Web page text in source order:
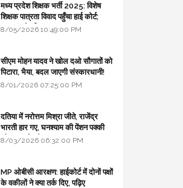
मध्य प्रदेश शिक्षक भर्ती 2025: विशेष
शिक्षक पात्रता विवाद पहुँचा हाई कोर्ट;
सरकार से माँगा जवाब
8/05/2026 10:49:00 PM
सीएम मोहन यादव ने खोल दओ सौगातों को
पिटारा, भैया, बदल जाएगी संस्कारधानी!
8/01/2026 07:25:00 PM
दतिया में नरोत्तम मिश्रा जीते, राजेंद्र
भारती हार गए, घनश्याम की पेंशन पक्की
और आशुतोष बैक टू...
8/03/2026 06:32:00 PM
MP ओबीसी आरक्षण: हाईकोर्ट में दोनों पक्षों
के वकीलों ने क्या तर्क दिए, पढ़िए